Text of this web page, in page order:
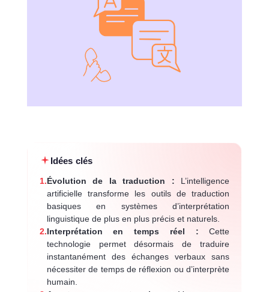
Idées clés
1.Évolution de la traduction : L’intelligence
artificielle transforme les outils de traduction
basiques en systèmes d’interprétation
linguistique de plus en plus précis et naturels.
2.Interprétation en temps réel : Cette
technologie permet désormais de traduire
instantanément des échanges verbaux sans
nécessiter de temps de réflexion ou d’interprète
humain.